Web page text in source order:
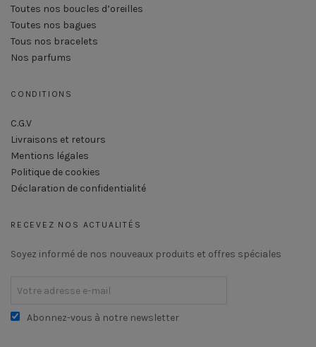
Toutes nos boucles d’oreilles
Toutes nos bagues
Tous nos bracelets
Nos parfums
CONDITIONS
C.G.V
Livraisons et retours
Mentions légales
Politique de cookies
Déclaration de confidentialité
RECEVEZ NOS ACTUALITÉS
Soyez informé de nos nouveaux produits et offres spéciales
Abonnez-vous à notre newsletter